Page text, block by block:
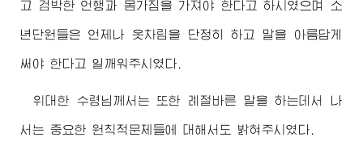
고 검박한 언행과 몸가짐을 가져야 한다고 하시였으며 소
년단원들은 언제나 옷차림을 단정히 하고 말을 아름답게
써야 한다고 일깨워주시였다.
위대한 수령님께서 는 또한 례절바른 말을 하는데서 나
서는 중요한 원칙적문제들에 대해서도 밝혀주시였다.